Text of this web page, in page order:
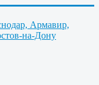
Армавир,
на-Дону